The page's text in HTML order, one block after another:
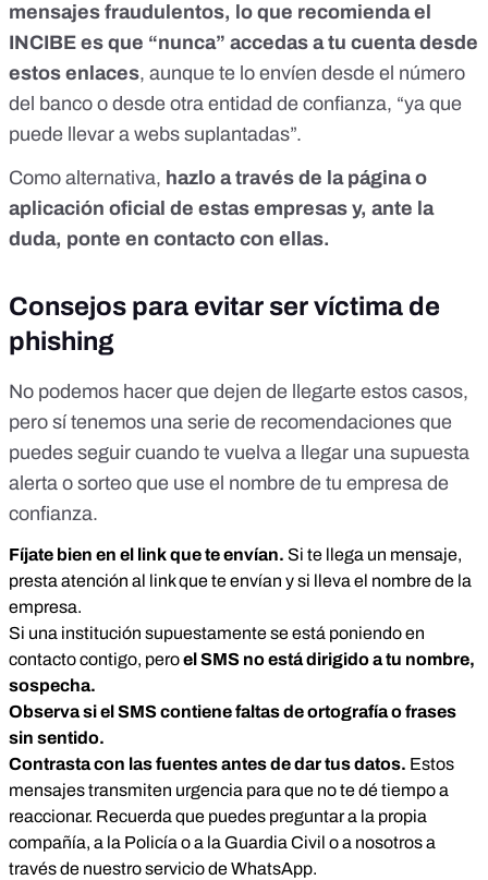
mensajes fraudulentos, lo que recomienda el
INCIBE es que “nunca” accedas a tu cuenta desde
estos enlaces, aunque te lo envíen desde el número
del banco o desde otra entidad de confianza, “ya que
puede llevar a webs suplantadas”.
Como alternativa, hazlo a través de la página o
aplicación oficial de estas empresas y, ante la
duda, ponte en contacto con ellas.
Consejos para evitar ser víctima de
phishing
No podemos hacer que dejen de llegarte estos casos,
pero sí tenemos una serie de recomendaciones que
puedes seguir cuando te vuelva a llegar una supuesta
alerta o sorteo que use el nombre de tu empresa de
confianza.
Fíjate bien en el link que te envían. Si te llega un mensaje,
presta atención al link que te envían y si lleva el nombre de la
empresa.
Si una institución supuestamente se está poniendo en
contacto contigo, peroel SMS no está dirigido a tu nombre,
sospecha.
Observa si el SMS contiene faltas de ortografía o frases
sin sentido.
Contrasta con las fuentes antes de dar tus datos. Estos
mensajes transmiten urgencia para que no te dé tiempo a
reaccionar. Recuerda que puedes preguntar a la propia
compañía, a la Policía o a la Guardia Civil o a nosotros a
través de nuestro servicio de WhatsApp.